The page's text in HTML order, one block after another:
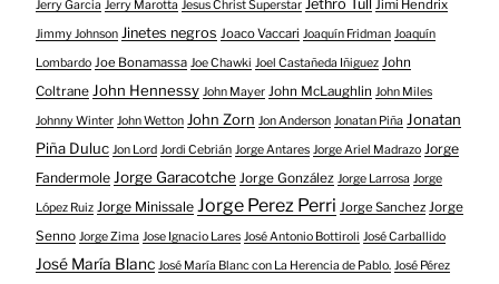
Jerry Garcia Jerry Marotta Jesus Christ Superstar Jethro Tull Jimi Hendrix
Jimmy Johnson Jinetes negros Joaco Vaccari Joaquín Fridman Joaquín
Lombardo Joe Bonamassa Joe Chawki Joel Castañeda Iñiguez John
Coltrane John Hennessy John Mayer John McLaughlin John Miles
Johnny Winter John Wetton John Zorn Jon Anderson Jonatan Piña Jonatan
Piña Duluc Jon Lord Jordi Cebrián Jorge Antares Jorge Ariel Madrazo Jorge
Fandermole Jorge Garacotche Jorge González Jorge Larrosa Jorge
López Ruiz Jorge Minissale Jorge Perez Perri Jorge Sanchez Jorge
Senno Jorge Zima Jose Ignacio Lares José Antonio Bottiroli José Carballido
José María Blanc José María Blanc con La Herencia de Pablo. José Pérez